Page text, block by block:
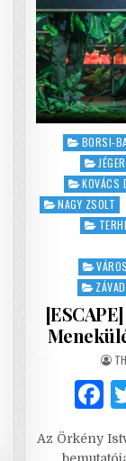
Posted
BORSI-
KOVÁCS
NAGY ZSOLT
c
Az Örkény